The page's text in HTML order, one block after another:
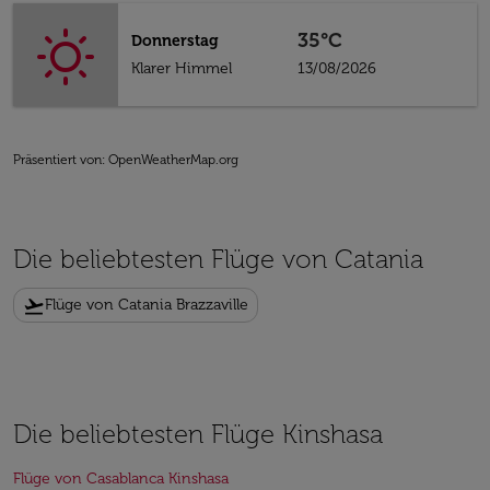
Donnerstag
Klarer Himmel
35°C
13/08/2026
Präsentiert von: OpenWeatherMap.org
Die beliebtesten Flüge von Catania
flight_takeoffFlüge von Catania Brazzaville
Die beliebtesten Flüge Kinshasa
Flüge von Casablanca Kinshasa